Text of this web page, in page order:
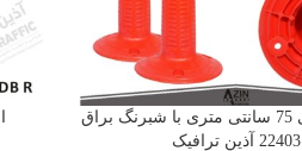
استوانه ایمنی 75 سانتی متری با شبرنگ براق
22403 آذین ترافیک